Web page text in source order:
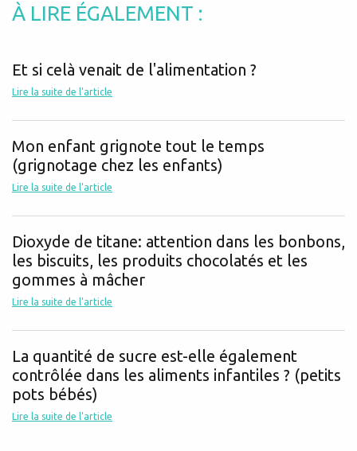
À LIRE ÉGALEMENT :
Et si celà venait de l'alimentation ?
Lire la suite de l'article
Mon enfant grignote tout le temps
(grignotage chez les enfants)
Lire la suite de l'article
Dioxyde de titane: attention dans les bonbons,
les biscuits, les produits chocolatés et les
gommes à mâcher
Lire la suite de l'article
La quantité de sucre est-elle également
contrôlée dans les aliments infantiles ? (petits
pots bébés)
Lire la suite de l'article